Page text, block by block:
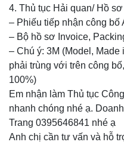
4. Thủ tục Hải quan/ Hồ
– Phiếu tiếp nhận công bố
– Bộ hồ sơ Invoice,
– Chú ý: 3M (Model, Made
phải trùng với trên công
100%)
Em nhận làm Thủ tục
nhanh chóng nhé ạ.
Trang 0395646841 nhé ạ
Anh chị cần tư vấn và hỗ